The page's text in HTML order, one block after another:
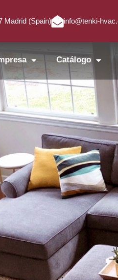
Madrid (Spain) info@tenki-
Catálogo